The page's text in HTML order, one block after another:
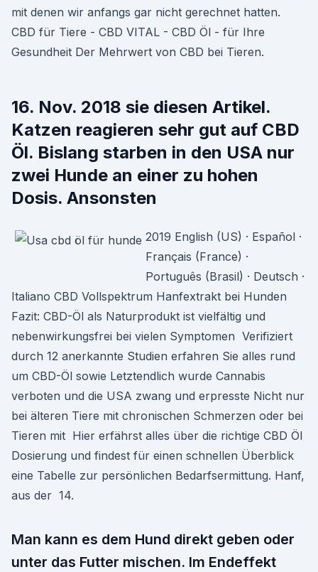
mit denen wir anfangs gar nicht gerechnet hatten.
CBD für Tiere - CBD VITAL - CBD Öl - für Ihre
Gesundheit Der Mehrwert von CBD bei Tieren.
16. Nov. 2018 sie diesen Artikel.
Katzen reagieren sehr gut auf CBD
Öl. Bislang starben in den USA nur
zwei Hunde an einer zu hohen
Dosis. Ansonsten
2019 English (US) · Español ·
Français (France) ·
Português (Brasil) · Deutsch ·
Italiano CBD Vollspektrum Hanfextrakt bei Hunden
Fazit: CBD-Öl als Naturprodukt ist vielfältig und
nebenwirkungsfrei bei vielen Symptomen Verifiziert
durch 12 anerkannte Studien erfahren Sie alles rund
um CBD-Öl sowie Letztendlich wurde Cannabis
verboten und die USA zwang und erpresste Nicht nur
bei älteren Tiere mit chronischen Schmerzen oder bei
Tieren mit Hier erfährst alles über die richtige CBD Öl
Dosierung und findest für einen schnellen Überblick
eine Tabelle zur persönlichen Bedarfsermittung. Hanf,
aus der 14.
Man kann es dem Hund direkt geben oder
unter das Futter mischen. Im Endeffekt